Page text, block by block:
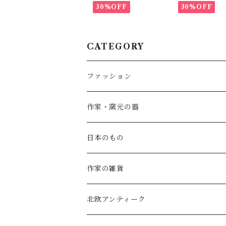
30%OFF 30%OFF
CATEGORY
ファッション
SALE
atelier naruse
atelier naruse (ﾌｫｰﾏﾙ)
MAGALI
作家・窯元の器
矢島操(器)
小鹿田焼の器
中川紀夫(器)
日本のもの
コーヒーの道具
鳥越の竹細工(岩手)
作家の雑貨
habotan
北欧アンティーク